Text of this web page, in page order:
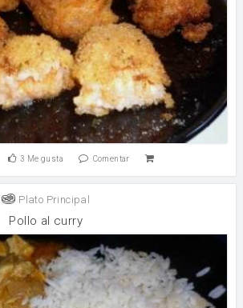
3 Me gusta Comentar
Plato Principal
Pollo al curry